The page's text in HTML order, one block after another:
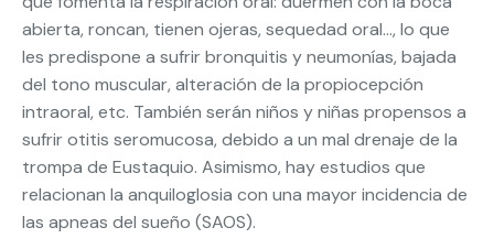
abierta, roncan, tienen ojeras, sequedad oral…, lo que
les predispone a sufrir bronquitis y neumonías, bajada
del tono muscular, alteración de la propiocepción
intraoral, etc. También serán niños y niñas propensos a
sufrir otitis seromucosa, debido a un mal drenaje de la
trompa de Eustaquio. Asimismo, hay estudios que
relacionan la anquiloglosia con una mayor incidencia de
las apneas del sueño (SAOS).